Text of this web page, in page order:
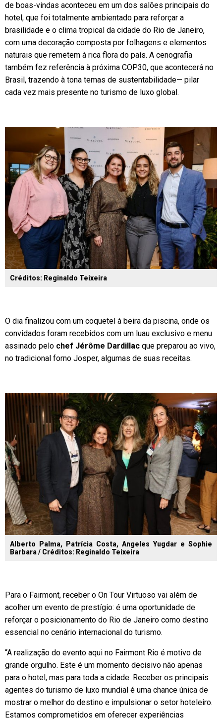
de boas-vindas aconteceu em um dos salões principais do
hotel, que foi totalmente ambientado para reforçar a
brasilidade e o clima tropical da cidade do Rio de Janeiro,
com uma decoração composta por folhagens e elementos
naturais que remetem à rica flora do país. A cenografia
também fez referência à próxima COP30, que acontecerá no
Brasil, trazendo à tona temas de sustentabilidade— pilar
cada vez mais presente no turismo de luxo global.
Créditos: Reginaldo Teixeira
O dia finalizou com um coquetel à beira da piscina, onde os
convidados foram recebidos com um luau exclusivo e menu
assinado pelo chef Jérôme Dardillac que preparou ao vivo,
no tradicional forno Josper, algumas de suas receitas.
Alberto Palma, Patrícia Costa, Angeles Yugdar e Sophie
Barbara / Créditos: Reginaldo Teixeira
Para o Fairmont, receber o On Tour Virtuoso vai além de
acolher um evento de prestígio: é uma oportunidade de
reforçar o posicionamento do Rio de Janeiro como destino
essencial no cenário internacional do turismo.
“A realização do evento aqui no Fairmont Rio é motivo de
grande orgulho. Este é um momento decisivo não apenas
para o hotel, mas para toda a cidade. Receber os principais
agentes do turismo de luxo mundial é uma chance única de
mostrar o melhor do destino e impulsionar o setor hoteleiro.
Estamos comprometidos em oferecer experiências